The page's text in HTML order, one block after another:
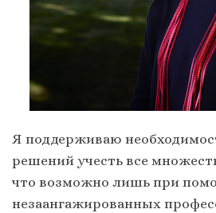
Я поддерживаю
решений учесть все
что возможно лишь при
незаангажированных